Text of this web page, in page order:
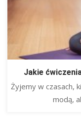
Jakie
Żyjemy w czasach,
modą,